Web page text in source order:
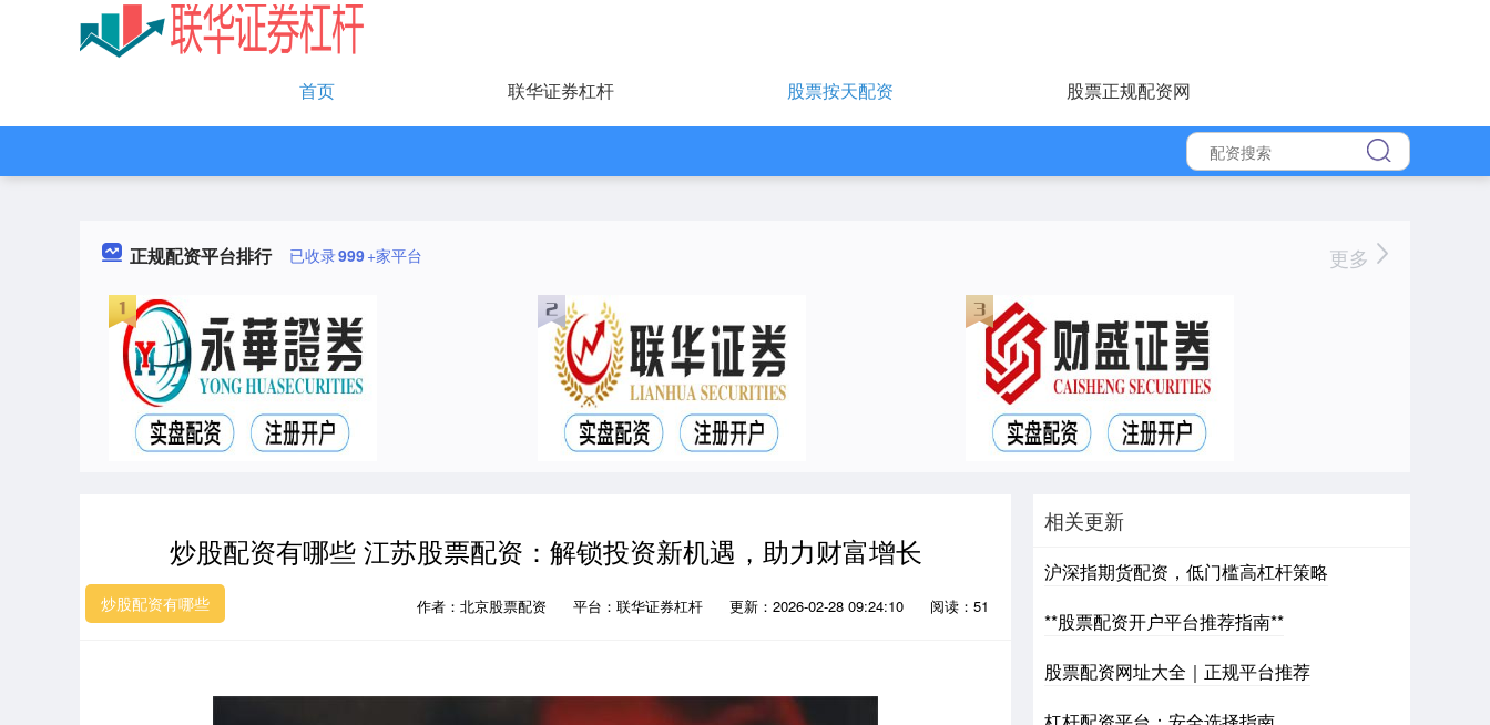
首页 联华证券杠杆 股票按天配资 股票正规配资网
正规配资平台排行 已收录999+家平台 更多
炒股配资有哪些 江苏股票配资：解锁投资新机遇，助力财富增长
炒股配资有哪些 作者：北京股票配资 平台：联华证券杠杆 更新：2026-02-28 09:24:10 阅读：51
相关更新
沪深指期货配资，低门槛高杠杆策略
**股票配资开户平台推荐指南**
股票配资网址大全｜正规平台推荐